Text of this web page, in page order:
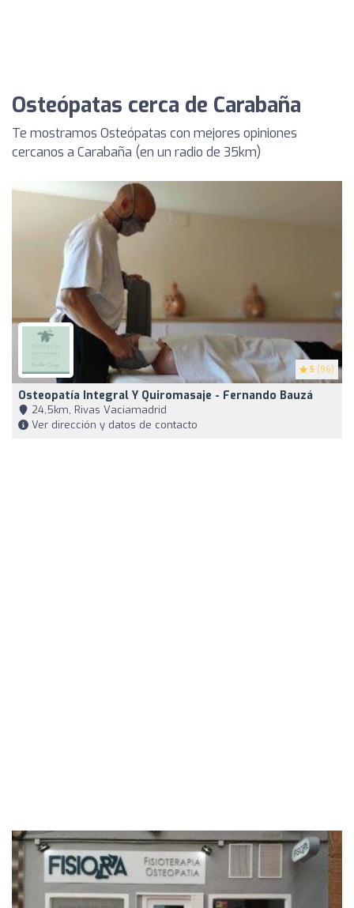
Osteópatas cerca de Carabaña
Te mostramos Osteópatas con mejores opiniones
cercanos a Carabaña (en un radio de 35km)
5 (96)
Osteopatía Integral Y Quiromasaje - Fernando Bauzá
24,5km, Rivas Vaciamadrid
Ver dirección y datos de contacto